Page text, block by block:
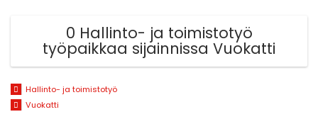
0 Hallinto- ja toimistotyö
työpaikkaa sijainnissa Vuokatti
Hallinto- ja toimistotyö
Vuokatti